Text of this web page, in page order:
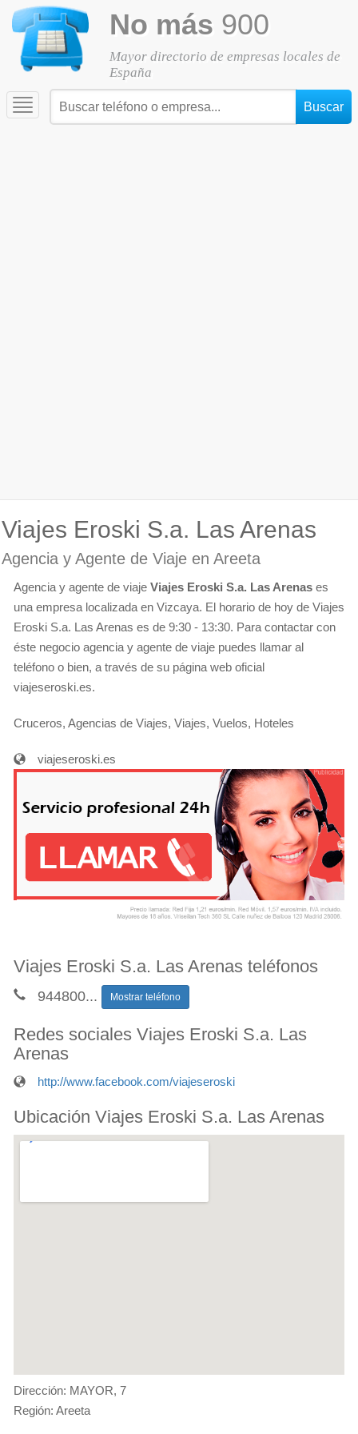
No más 900
Mayor directorio de empresas locales de
España
Toggle
navigation
Viajes Eroski S.a. Las Arenas
Agencia y Agente de Viaje en Areeta
Agencia y agente de viaje Viajes Eroski S.a. Las Arenas es
una empresa localizada en Vizcaya. El horario de hoy de Viajes
Eroski S.a. Las Arenas es de 9:30 - 13:30. Para contactar con
éste negocio agencia y agente de viaje puedes llamar al
teléfono o bien, a través de su página web oficial
viajeseroski.es.
Cruceros, Agencias de Viajes, Viajes, Vuelos, Hoteles
viajeseroski.es
Viajes Eroski S.a. Las Arenas teléfonos
944800... Mostrar teléfono
Redes sociales Viajes Eroski S.a. Las
Arenas
http://www.facebook.com/viajeseroski
Ubicación Viajes Eroski S.a. Las Arenas
Dirección: MAYOR, 7
Región: Areeta